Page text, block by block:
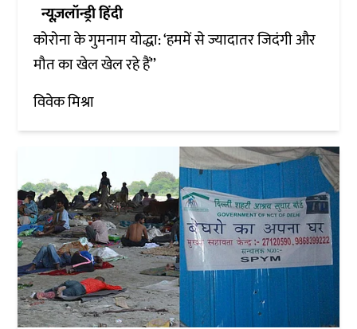
न्यूज़लॉन्ड्री हिंदी
कोरोना के गुमनाम योद्धा: ‘हममें से ज्यादातर जिदंगी और
मौत का खेल खेल रहे हैं’’
विवेक मिश्रा